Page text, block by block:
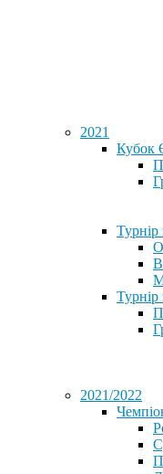
2021
Кубок
Турнір
Турнір
2021/2022